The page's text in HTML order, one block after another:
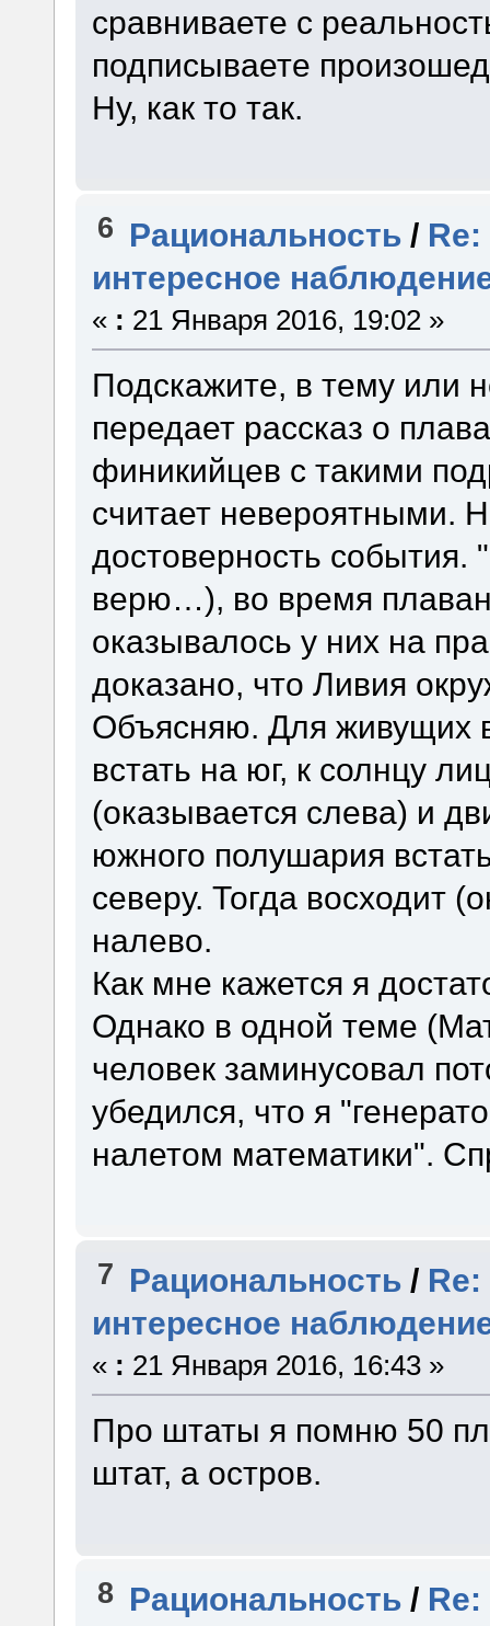
сравниваете с
подписываете
Ну, как то так.
6 Рациональность /
интересное
« : 21 Января 2016, 19:02 »
Подскажите, в тему или
передает рассказ о
финикийцев с такими
считает невероятными.
достоверность события.
верю…), во время
оказывалось у них на
доказано, что Ливия
Объясняю. Для живущих
встать на юг, к солнцу
(оказывается слева) и
южного полушария
северу. Тогда восходит
налево.
Как мне кажется я
Однако в одной теме
человек заминусовал
убедился, что я
налетом математики".
7 Рациональность /
интересное
« : 21 Января 2016, 16:43 »
Про штаты я помню 50
штат, а остров.
8 Рациональность /